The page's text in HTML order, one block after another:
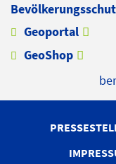
Geoportal
GeoShop